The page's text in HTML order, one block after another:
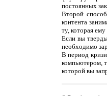
постоянных
Второй
контента
ту, которая
Если вы
необходимо
В период
компьютером,
которой вы